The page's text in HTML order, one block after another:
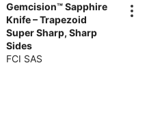
Gemcision™ Sapphire
Knife – Trapezoid
Super Sharp, Sharp
Sides
FCI SAS